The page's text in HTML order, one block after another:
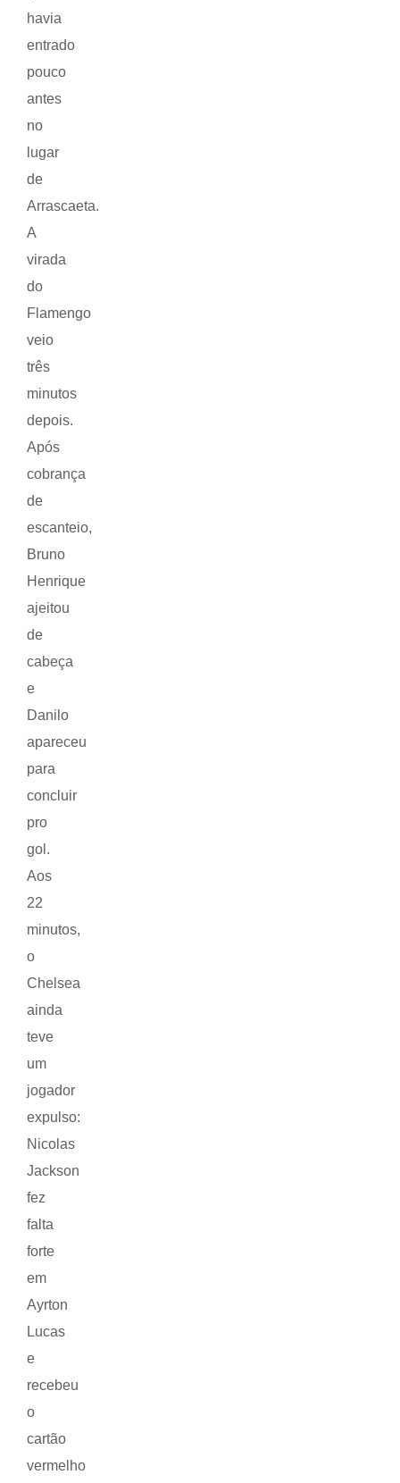
havia
entrado
pouco
antes
no
lugar
de
Arrascaeta.
A
virada
do
Flamengo
veio
três
minutos
depois.
Após
cobrança
de
escanteio,
Bruno
Henrique
ajeitou
de
cabeça
e
Danilo
apareceu
para
concluir
pro
gol.
Aos
22
minutos,
o
Chelsea
ainda
teve
um
jogador
expulso:
Nicolas
Jackson
fez
falta
forte
em
Ayrton
Lucas
e
recebeu
o
cartão
vermelho